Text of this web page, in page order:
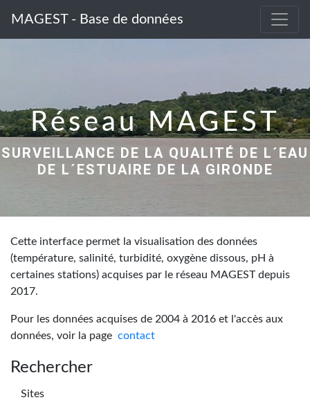
MAGEST - Base de données
Réseau MAGEST
SURVEILLANCE DE LA QUALITÉ DE L´EAU
DE L´ESTUAIRE DE LA GIRONDE
Cette interface permet la visualisation des données
(température, salinité, turbidité, oxygène dissous, pH à
certaines stations) acquises par le réseau MAGEST depuis
2017.
Pour les données acquises de 2004 à 2016 et l'accès aux
données, voir la page contact
Rechercher
Sites